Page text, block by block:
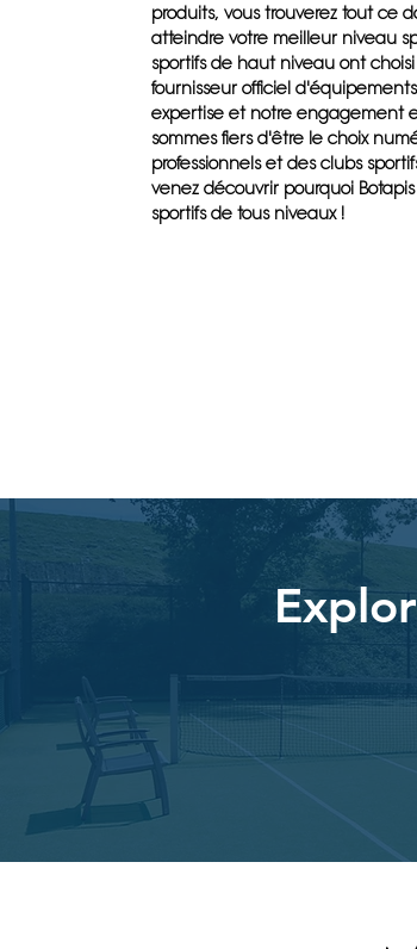
produits, vous trouverez tout ce
atteindre votre meilleur niveau
sportifs de haut niveau ont
fournisseur officiel
expertise et notre engagement
sommes fiers d'être le choix
professionnels et des clubs
venez découvrir pourquoi
sportifs de tous niveaux !